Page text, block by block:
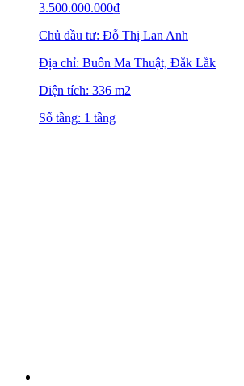
3.500.000.000₫
Chủ đầu tư: Đỗ Thị Lan Anh
Địa chỉ: Buôn Ma Thuật, Đắk Lắk
Diện tích: 336 m2
Số tầng: 1 tầng